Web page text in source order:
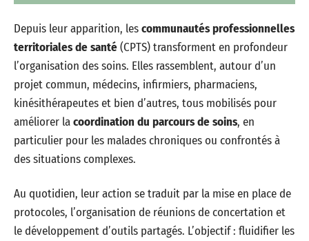
Depuis leur apparition, lescommunautés professionnelles
territoriales de santé(CPTS) transforment en profondeur
l’organisation des soins. Elles rassemblent, autour d’un
projet commun, médecins, infirmiers, pharmaciens,
kinésithérapeutes et bien d’autres, tous mobilisés pour
améliorer lacoordination du parcours de soins, en
particulier pour les malades chroniques ou confrontés à
des situations complexes.
Au quotidien, leur action se traduit par la mise en place de
protocoles, l’organisation de réunions de concertation et
le développement d’outils partagés. L’objectif : fluidifier les